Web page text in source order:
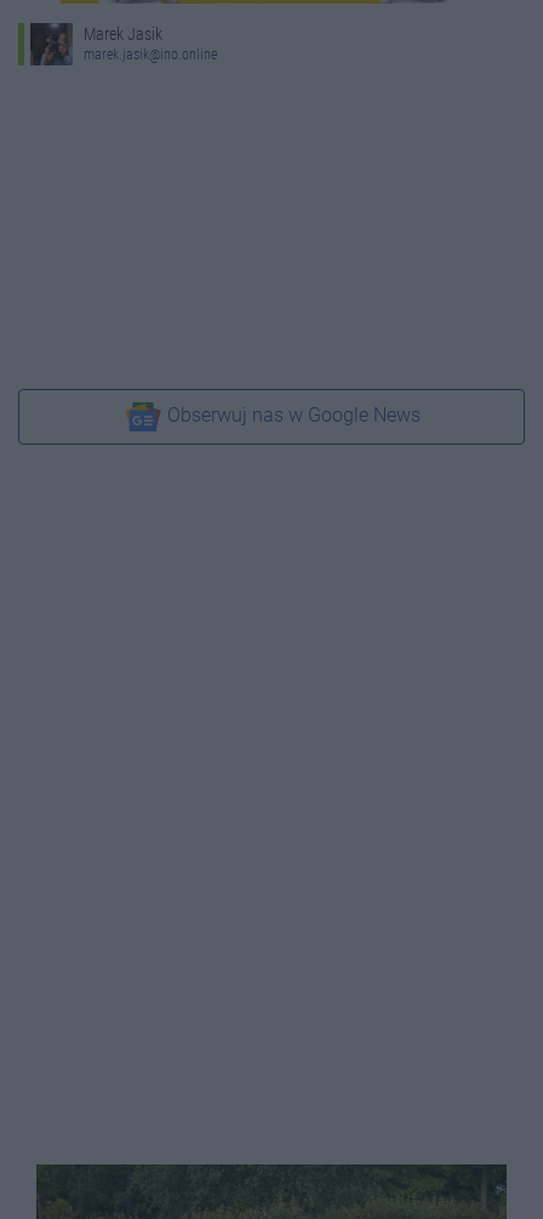
Marek Jasik
marek.jasik@ino.online
Obserwuj nas w Google News